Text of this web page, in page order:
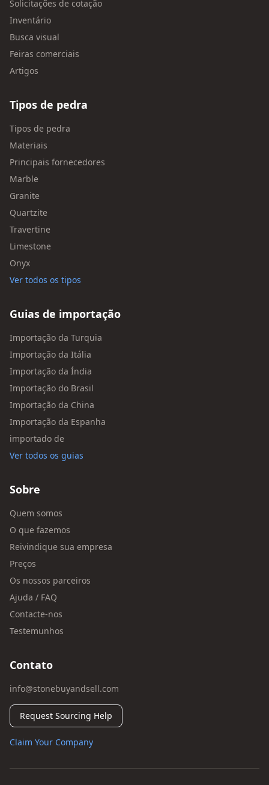
Solicitações de cotação
Inventário
Busca visual
Feiras comerciais
Artigos
Tipos de pedra
Tipos de pedra
Materiais
Principais fornecedores
Marble
Granite
Quartzite
Travertine
Limestone
Onyx
Ver todos os tipos
Guias de importação
Importação da Turquia
Importação da Itália
Importação da Índia
Importação do Brasil
Importação da China
Importação da Espanha
importado de
Ver todos os guias
Sobre
Quem somos
O que fazemos
Reivindique sua empresa
Preços
Os nossos parceiros
Ajuda / FAQ
Contacte-nos
Testemunhos
Contato
info@stonebuyandsell.com
Request Sourcing Help
Claim Your Company